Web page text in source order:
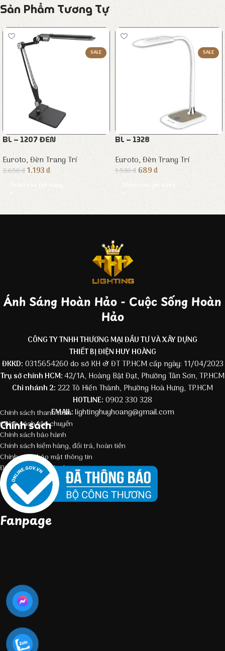
Sản Phẩm Tương Tự
SALE
BL – 1207 ĐEN
Euroto,Đèn Trang Trí
2.650₫1.193₫
Thêm vào giỏ hàng
SALE
BL – 1328
Euroto,Đèn Trang Trí
1.530₫ 689₫
Thêm vào giỏ hàng
Ánh Sáng Hoàn Hảo - Cuộc Sống Hoàn
Hảo
CÔNG TY TNHH THƯƠNG MẠI ĐẦU TƯ VÀ XÂY DỰNG
THIẾT BỊ ĐIỆN HUY HOÀNG
ĐKKD: 0315654260 do sở KH & ĐT TP.HCM cấp ngày: 11/04/2023
Trụ sở chính HCM:42/1A, Hoàng Bật Đạt, Phường Tân Sơn, TP.HCM
Chi nhánh 2: 222 Tô Hiến Thành, Phường Hoà Hưng, TP.HCM
HOTLINE: 0902 330 328
EMAIL:lightinghuyhoang@gmail.com
Chính sách
Chính sách thanh toán
Chính sách vận chuyển
Chính sách bảo hành
Chính sách kiểm hàng, đổi trả, hoàn tiền
Chính sách bảo mật thông tin
Điều kiện giao dịch chung
Fanpage